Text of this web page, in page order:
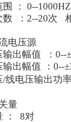
围 ： 0--
数 ：2--20次
电压源
输出幅值 ：
输出幅值
： 0--
/线电压输出功
量
： 8对